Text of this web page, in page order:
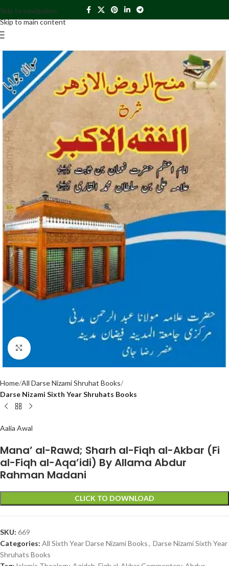
Skip to navigation
Skip to main content
Click to enlarge
Home All Darse Nizami Shruhat Books
Darse Nizami Sixth Year Shruhats Books
Aalia Awal
Mana’ al-Rawd; Sharh al-Fiqh al-Akbar (Fi
al-Fiqh al-Aqa’idi) By Allama Abdur
Rahman Madani
CLICK TO DOWNLOAD
SKU: 669
Categories: All Sixth Year Darse Nizami Books, Darse Nizami Sixth Year
Shruhats Books